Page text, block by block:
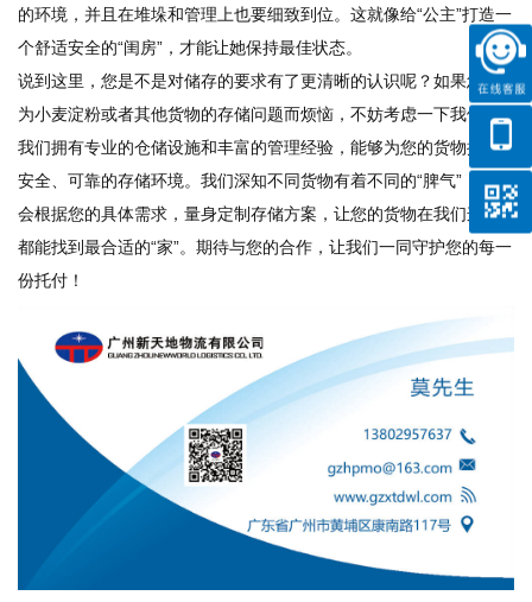
的环境，并且在堆垛和管理上也要细致到位。这就像给“公主”打造一
个舒适安全的“闺房”，才能让她保持最佳状态。
说到这里，您是不是对储存的要求有了更清晰的认识呢？如果您正
为小麦淀粉或者其他货物的存储问题而烦恼，不妨考虑一下我们。
我们拥有专业的仓储设施和丰富的管理经验，能够为您的货物提供
安全、可靠的存储环境。我们深知不同货物有着不同的“脾气”，因此
会根据您的具体需求，量身定制存储方案，让您的货物在我们这里
都能找到最合适的“家”。期待与您的合作，让我们一同守护您的每一
份托付！